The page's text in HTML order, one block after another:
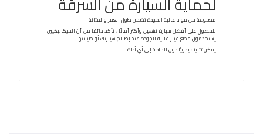
مصنوعة من مواد عالية الجودة تضمن طول العمر والمتانة
للحصول على أفضل سيارة تشغيل وأكثر أمانًا ، تأكد دائمًا من أن الميكانيكيين
يستخدمون قطع غيار عالية الجودة عند إصلاح سيارتك أو صيانتها
يمكن تثبيته يدويًا دون الحاجة إلى أي أداة